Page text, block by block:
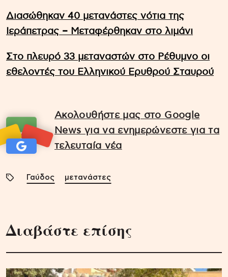
Διασώθηκαν 40 μετανάστες νότια της
Ιεράπετρας – Μεταφέρθηκαν στο λιμάνι
Στο πλευρό 33 μεταναστών στο Ρέθυμνο οι
εθελοντές του Ελληνικού Ερυθρού Σταυρού
Ακολουθήστε μας στο Google
News για να ενημερώνεστε για τα
τελευταία νέα
Γαύδος μετανάστες
Διαβάστε επίσης